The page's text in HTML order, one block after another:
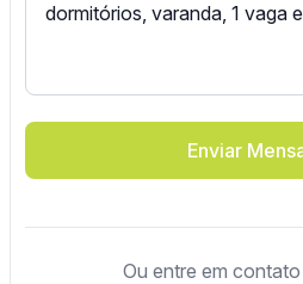
Enviar
Ou entre em